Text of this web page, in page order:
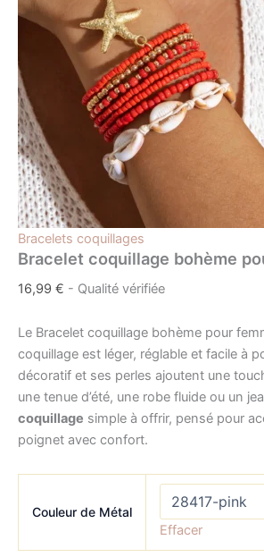
Bracelets coquillages
Bracelet coquillage bohème
16,99 € - Qualité vérifiée
Le Bracelet coquillage bohème pour
coquillage est léger, réglable et facile à
décoratif et ses perles ajoutent une
une tenue d’été, une robe fluide ou un
coquillage simple à offrir, pensé pour
poignet avec confort.
Couleur de Métal
Effacer